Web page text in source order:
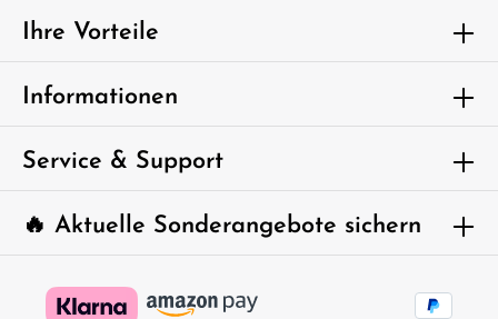
genommen und die
einverstanden.
Um weiterzugehen, geben Sie die oben
abgebildeten Zeichen ein*
🔥 Aktuelle Sonderangebote sichern
Ihre Vorteile
Informationen
Service & Support